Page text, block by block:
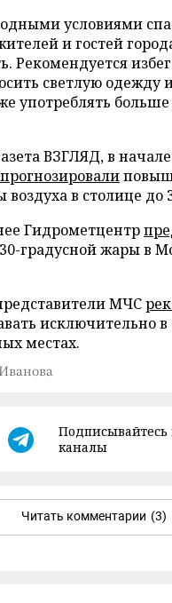
условиями
и гостей
Рекомендуется
светлую одежду
употреблять
ВЗГЛЯД, в
в столице до
Гидрометцентр
градусной жары в
МЧС
исключительно в
местах.
каналы
Читать комментарии (3)